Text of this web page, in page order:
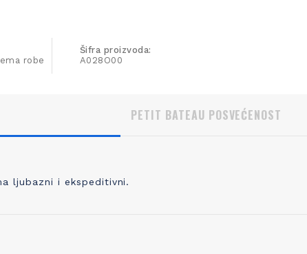
robe
Šifra proizvoda:
A028O00
ljubazni i ekspeditivni.
PETIT BATEAU POSVEĆENOST